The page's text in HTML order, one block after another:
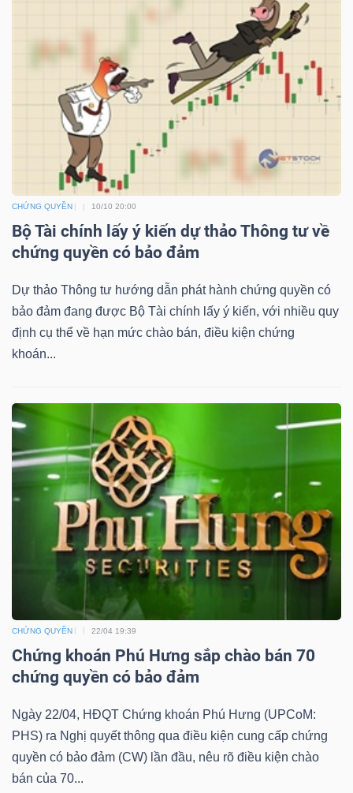
CHỨNG QUYỀN 10/10 20:00
Bộ Tài chính lấy ý kiến dự thảo Thông tư về
chứng quyền có bảo đảm
Dự thảo Thông tư hướng dẫn phát hành chứng quyền có
bảo đảm đang được Bộ Tài chính lấy ý kiến, với nhiều quy
định cụ thể về hạn mức chào bán, điều kiện chứng
khoán...
CHỨNG QUYỀN 22/04 19:39
Chứng khoán Phú Hưng sắp chào bán 70
chứng quyền có bảo đảm
Ngày 22/04, HĐQT Chứng khoán Phú Hưng (UPCoM:
PHS) ra Nghị quyết thông qua điều kiện cung cấp chứng
quyền có bảo đảm (CW) lần đầu, nêu rõ điều kiện chào
bán của 70...
TIÊU
DÙNG
SÓC
SỨC
KHỎE
CHÍNH
CÔNG
DỊCH
VỤ
TRUYỀN
THÔNG